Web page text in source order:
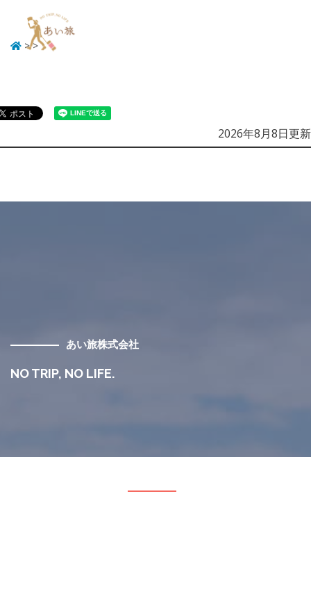
>>
2026年8月8日更新
あい旅株式会社
NO TRIP, NO LIFE.